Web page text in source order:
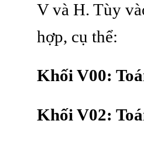
V và H. Tùy
hợp, cụ thể:
Khối V00:
Khối V02: